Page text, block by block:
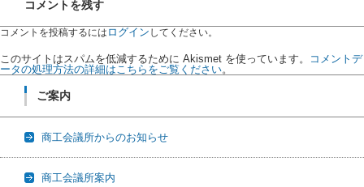
コメントを残す
コメントを投稿するには ログイン してください。
このサイトはスパムを低減するために Akismet を使っています。
コメントデ
ータの処理方法の詳細はこちらをご覧ください。
ご案内
商工会議所からのお知らせ
商工会議所案内